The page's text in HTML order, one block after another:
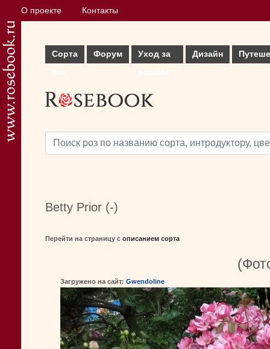
О проекте Контакты
Сорта
Форум
Уход за
Дизайн
Betty Prior (-)
Перейти на страницу с описанием сорта
Загружено на сайт: Gwendoline